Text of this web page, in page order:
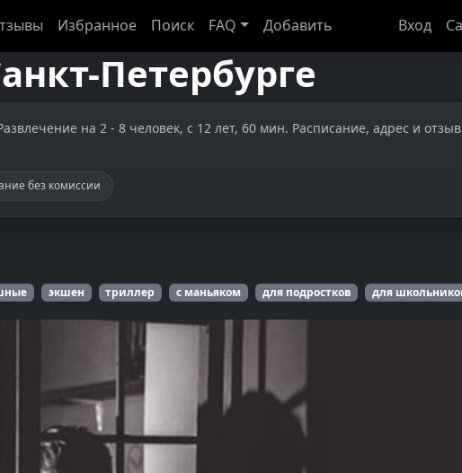
Избранное Поиск FAQ Добавить Вход
Петербурге
на 2 - 8 человек, с 12 лет, 60 мин. Расписание, адрес и
без комиссии
экшен триллер с маньяком для подростков для